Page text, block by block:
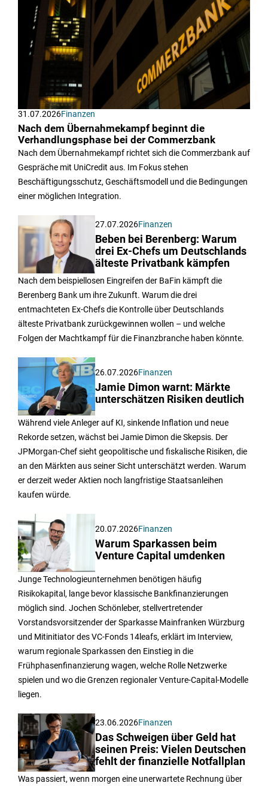
31.07.2026Finanzen
Nach dem Übernahmekampf beginnt die
Verhandlungsphase bei der Commerzbank
Nach dem Übernahmekampf richtet sich die Commerzbank auf
Gespräche mit UniCredit aus. Im Fokus stehen
Beschäftigungsschutz, Geschäftsmodell und die Bedingungen
einer möglichen Integration.
27.07.2026Finanzen
Beben bei Berenberg: Warum
drei Ex-Chefs um Deutschlands
älteste Privatbank kämpfen
Nach dem beispiellosen Eingreifen der BaFin kämpft die
Berenberg Bank um ihre Zukunft. Warum die drei
entmachteten Ex-Chefs die Kontrolle über Deutschlands
älteste Privatbank zurückgewinnen wollen – und welche
Folgen der Machtkampf für die Finanzbranche haben könnte.
26.07.2026Finanzen
Jamie Dimon warnt: Märkte
unterschätzen Risiken deutlich
Während viele Anleger auf KI, sinkende Inflation und neue
Rekorde setzen, wächst bei Jamie Dimon die Skepsis. Der
JPMorgan-Chef sieht geopolitische und fiskalische Risiken, die
an den Märkten aus seiner Sicht unterschätzt werden. Warum
er derzeit weder Aktien noch langfristige Staatsanleihen
kaufen würde.
20.07.2026Finanzen
Warum Sparkassen beim
Venture Capital umdenken
Junge Technologieunternehmen benötigen häufig
Risikokapital, lange bevor klassische Bankfinanzierungen
möglich sind. Jochen Schönleber, stellvertretender
Vorstandsvorsitzender der Sparkasse Mainfranken Würzburg
und Mitinitiator des VC-Fonds 14leafs, erklärt im Interview,
warum regionale Sparkassen den Einstieg in die
Frühphasenfinanzierung wagen, welche Rolle Netzwerke
spielen und wo die Grenzen regionaler Venture-Capital-Modelle
liegen.
23.06.2026Finanzen
Das Schweigen über Geld hat
seinen Preis: Vielen Deutschen
fehlt der finanzielle Notfallplan
Was passiert, wenn morgen eine unerwartete Rechnung über